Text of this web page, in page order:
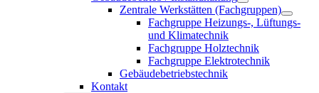
Zentrale Werkstätten (Fachgruppen)
Fachgruppe Heizungs-, Lüftungs-
und Klimatechnik
Fachgruppe Holztechnik
Fachgruppe Elektrotechnik
Gebäudebetriebstechnik
Kontakt